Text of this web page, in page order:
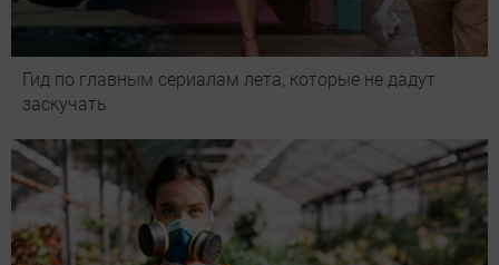
Гид по главным сериалам лета, которые не дадут
заскучать